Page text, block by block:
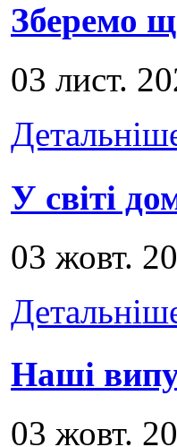
Зберемо
03 лист.
У світі
03 жовт.
Наші
03 жовт.